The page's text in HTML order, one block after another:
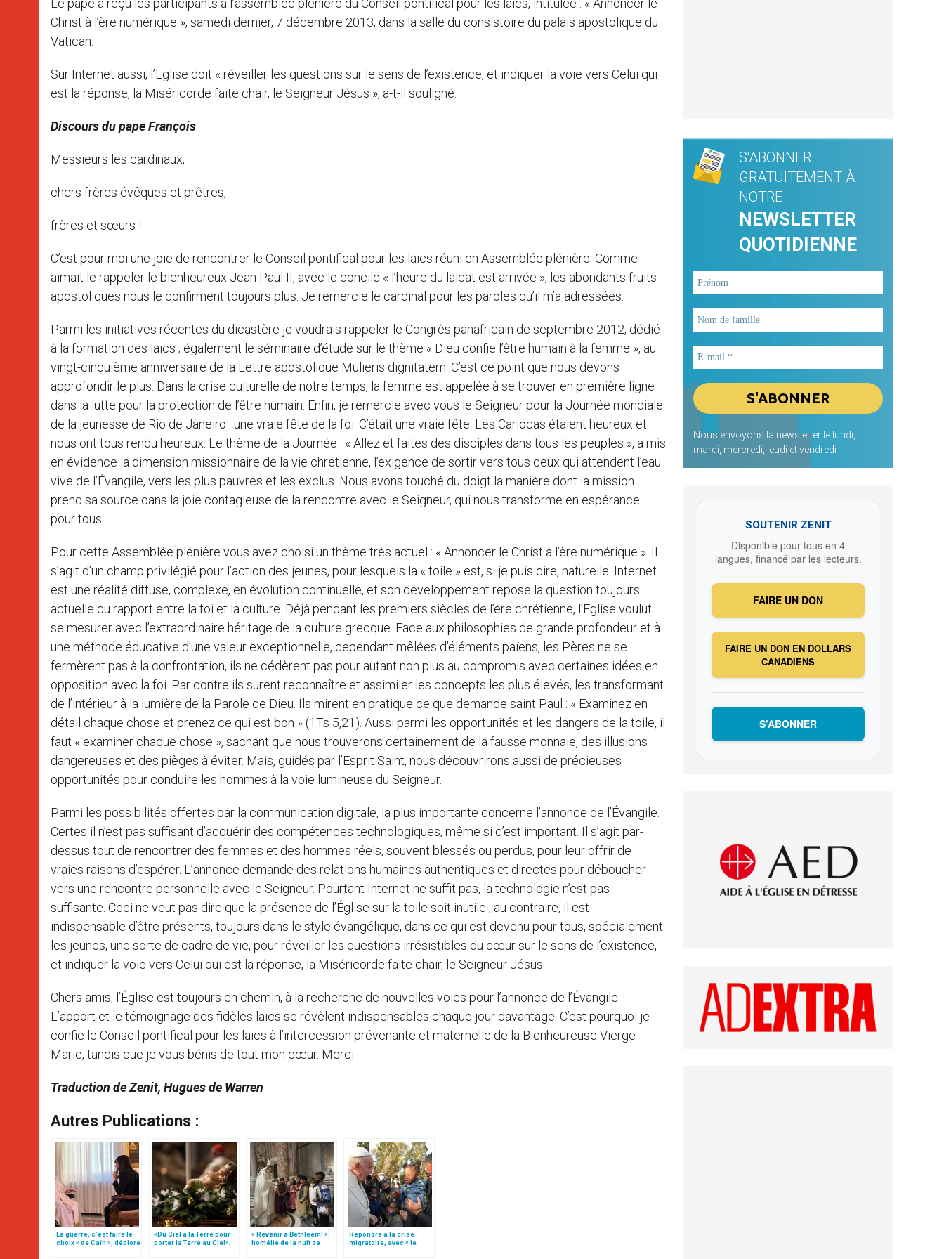
Le pape a reçu les participants à l’assemblée plénière du Conseil pontifical pour les laïcs, intitulée : « Annoncer le
Christ à l’ère numérique », samedi dernier, 7 décembre 2013, dans la salle du consistoire du palais apostolique du
Vatican.
Sur Internet aussi, l’Eglise doit « réveiller les questions sur le sens de l’existence, et indiquer la voie vers Celui qui
est la réponse, la Miséricorde faite chair, le Seigneur Jésus », a-t-il souligné.
Discours du pape François
Messieurs les cardinaux,
chers frères évêques et prêtres,
frères et sœurs !
C’est pour moi une joie de rencontrer le Conseil pontifical pour les laïcs réuni en Assemblée plénière. Comme
aimait le rappeler le bienheureux Jean Paul II, avec le concile « l’heure du laïcat est arrivée », les abondants fruits
apostoliques nous le confirment toujours plus. Je remercie le cardinal pour les paroles qu’il m’a adressées.
Parmi les initiatives récentes du dicastère je voudrais rappeler le Congrès panafricain de septembre 2012, dédié
à la formation des laïcs ; également le séminaire d’étude sur le thème « Dieu confie l’être humain à la femme », au
vingt-cinquième anniversaire de la Lettre apostolique Mulieris dignitatem. C’est ce point que nous devons
approfondir le plus. Dans la crise culturelle de notre temps, la femme est appelée à se trouver en première ligne
dans la lutte pour la protection de l’être humain. Enfin, je remercie avec vous le Seigneur pour la Journée mondiale
de la jeunesse de Rio de Janeiro : une vraie fête de la foi. C’était une vraie fête. Les Cariocas étaient heureux et
nous ont tous rendu heureux. Le thème de la Journée : « Allez et faites des disciples dans tous les peuples », a mis
en évidence la dimension missionnaire de la vie chrétienne, l’exigence de sortir vers tous ceux qui attendent l’eau
vive de l’Évangile, vers les plus pauvres et les exclus. Nous avons touché du doigt la manière dont la mission
prend sa source dans la joie contagieuse de la rencontre avec le Seigneur, qui nous transforme en espérance
pour tous.
Pour cette Assemblée plénière vous avez choisi un thème très actuel : « Annoncer le Christ à l’ère numérique ». Il
s’agit d’un champ privilégié pour l’action des jeunes, pour lesquels la « toile » est, si je puis dire, naturelle. Internet
est une réalité diffuse, complexe, en évolution continuelle, et son développement repose la question toujours
actuelle du rapport entre la foi et la culture. Déjà pendant les premiers siècles de l’ère chrétienne, l’Eglise voulut
se mesurer avec l’extraordinaire héritage de la culture grecque. Face aux philosophies de grande profondeur et à
une méthode éducative d’une valeur exceptionnelle, cependant mêlées d’éléments païens, les Pères ne se
fermèrent pas à la confrontation, ils ne cédèrent pas pour autant non plus au compromis avec certaines idées en
opposition avec la foi. Par contre ils surent reconnaître et assimiler les concepts les plus élevés, les transformant
de l’intérieur à la lumière de la Parole de Dieu. Ils mirent en pratique ce que demande saint Paul : « Examinez en
détail chaque chose et prenez ce qui est bon » (1Ts 5,21). Aussi parmi les opportunités et les dangers de la toile, il
faut « examiner chaque chose », sachant que nous trouverons certainement de la fausse monnaie, des illusions
dangereuses et des pièges à éviter. Mais, guidés par l’Esprit Saint, nous découvrirons aussi de précieuses
opportunités pour conduire les hommes à la voie lumineuse du Seigneur.
Parmi les possibilités offertes par la communication digitale, la plus importante concerne l’annonce de l’Évangile.
Certes il n’est pas suffisant d’acquérir des compétences technologiques, même si c’est important. Il s’agit par-
dessus tout de rencontrer des femmes et des hommes réels, souvent blessés ou perdus, pour leur offrir de
vraies raisons d’espérer. L’annonce demande des relations humaines authentiques et directes pour déboucher
vers une rencontre personnelle avec le Seigneur. Pourtant Internet ne suffit pas, la technologie n’est pas
suffisante. Ceci ne veut pas dire que la présence de l’Église sur la toile soit inutile ; au contraire, il est
indispensable d’être présents, toujours dans le style évangélique, dans ce qui est devenu pour tous, spécialement
les jeunes, une sorte de cadre de vie, pour réveiller les questions irrésistibles du cœur sur le sens de l’existence,
et indiquer la voie vers Celui qui est la réponse, la Miséricorde faite chair, le Seigneur Jésus.
Chers amis, l’Église est toujours en chemin, à la recherche de nouvelles voies pour l’annonce de l’Évangile.
L’apport et le témoignage des fidèles laïcs se révèlent indispensables chaque jour davantage. C’est pourquoi je
confie le Conseil pontifical pour les laïcs à l’intercession prévenante et maternelle de la Bienheureuse Vierge
Marie, tandis que je vous bénis de tout mon cœur. Merci.
Traduction de Zenit, Hugues de Warren
Autres Publications :
La guerre, c’est faire le
choix « de Caïn », déplore
«Du Ciel à la Terre pour
porter la Terre au Ciel»,
« Revenir à Bethléem! »:
homélie de la nuit de
Noël (texte complet)
Répondre à la crise
migratoire, avec « le
S'ABONNER
GRATUITEMENT À
NOTRE
NEWSLETTER
QUOTIDIENNE
Nous envoyons la newsletter le lundi,
mardi, mercredi, jeudi et vendredi
SOUTENIR ZENIT
Disponible pour tous en 4
langues, financé par les lecteurs.
FAIRE UN DON
FAIRE UN DON EN DOLLARS
CANADIENS
S’ABONNER